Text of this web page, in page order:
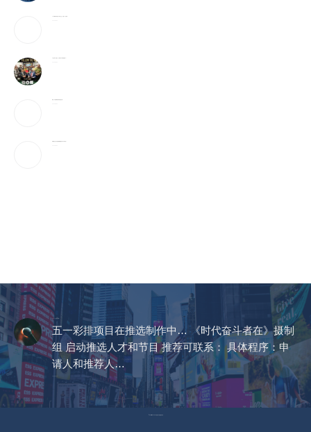
五一彩排项目在推选制作中… 《时代奋斗者在》摄制
组 启动推选人才和节目 推荐可联系： 具体程序：申
请人和推荐人…